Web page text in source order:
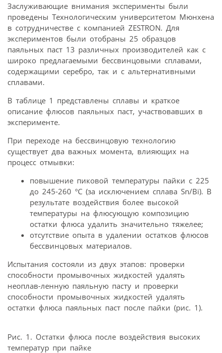
Заслуживающие внимания эксперименты были
проведены Технологическим университетом Мюнхена
в сотрудничестве с компанией ZESTRON. Для
экспериментов были отобраны 25 образцов
паяльных паст 13 различных производителей как с
широко предлагаемыми бессвинцовыми сплавами,
содержащими серебро, так и с альтернативными
сплавами.
В таблице 1 представлены сплавы и краткое
описание флюсов паяльных паст, участвовавших в
эксперименте.
При переходе на бессвинцовую технологию
существует два важных момента, влияющих на
процесс отмывки:
повышение пиковой температуры пайки с 225
до 245-260 °С (за исключением сплава Sn/Bi). В
результате воздействия более высокой
температуры на флюсующую композицию
остатки флюса удалить значительно тяжелее;
отсутствие опыта в удалении остатков флюсов
бессвинцовых материалов.
Испытания состояли из двух этапов: проверки
способности промывочных жидкостей удалять
неоплав-ленную паяльную пасту и проверки
способности промывочных жидкостей удалять
остатки флюса паяльных паст после пайки (рис. 1).
Рис. 1. Остатки флюса после воздействия высоких
температур при пайке